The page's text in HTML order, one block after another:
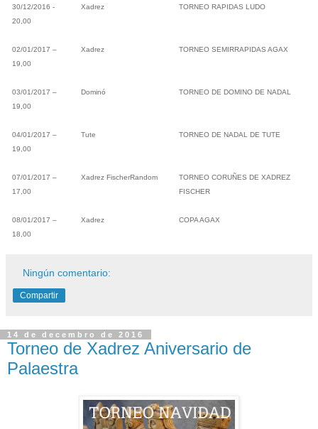
30/12/2016 -
20,00
Xadrez TORNEO RAPIDAS LUDO
02/01/2017 –
19,00
Xadrez TORNEO SEMIRRAPIDAS AGAX
03/01/2017 –
19,00
Dominó TORNEO DE DOMINO DE NADAL
04/01/2017 –
19,00
Tute TORNEO DE NADAL DE TUTE
07/01/2017 –
17,00
Xadrez FischerRandom
TORNEO CORUÑES DE XADREZ
FISCHER
08/01/2017 –
18,00
Xadrez COPA AGAX
Ningún comentario:
Compartir
14 de decembro de 2016
Torneo de Xadrez Aniversario de
Palaestra